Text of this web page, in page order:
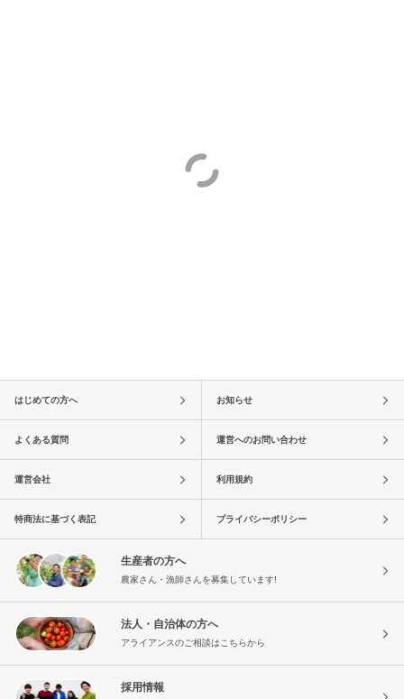
はじめての方へ お知らせ
よくある質問 運営へのお問い合わせ
運営会社 利用規約
特商法に基づく表記 プライバシーポリシー
生産者の方へ
農家さん・漁師さんを募集しています!
法人・自治体の方へ
アライアンスのご相談はこちらから
採用情報